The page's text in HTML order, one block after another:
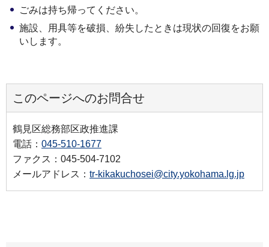
ごみは持ち帰ってください。
施設、用具等を破損、紛失したときは現状の回復をお願
いします。
このページへのお問合せ
鶴見区総務部区政推進課
電話： 045-510-1677
ファクス：045-504-7102
メールアドレス： tr-kikakuchosei@city.yokohama.lg.jp